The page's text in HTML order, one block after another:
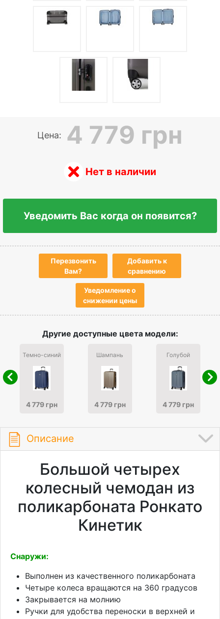
Цена: 4 779 грн
Нет в наличии
Уведомить Вас когда он появится?
Перезвонить
Вам?
Добавить к
сравнению
Уведомление о
снижении цены
Другие доступные цвета модели:
Темно-синий
4 779 грн
Шампань
4 779 грн
Голубой
4 779 грн
Описание
Большой четырех
колесный чемодан из
поликарбоната Ронкато
Кинетик
Снаружи:
Выполнен из качественного поликарбоната
Четыре колеса вращаются на 360 градусов
Закрывается на молнию
Ручки для удобства переноски в верхней и